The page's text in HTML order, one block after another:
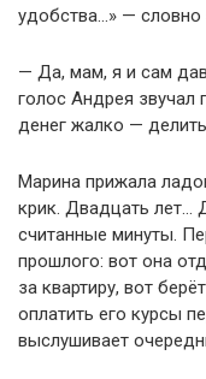
удобства…» — словно
— Да, мам, я и сам
голос Андрея звучал
денег жалко —
Марина прижала
крик. Двадцать лет…
считанные минуты.
прошлого: вот она
за квартиру, вот
оплатить его курсы
выслушивает